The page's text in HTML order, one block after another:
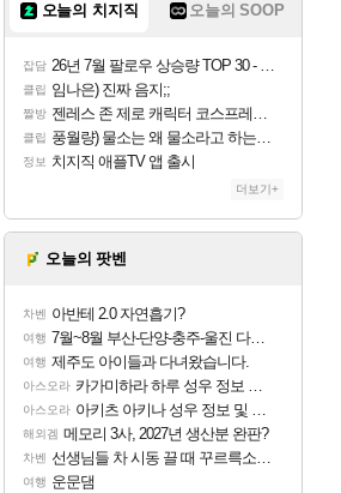
오늘의 치지직 오늘의 SOOP
잡담 26년 7월 팔로우 상승량 TOP 30 - 월간 치지직
클립 임나은) 진짜 음지;;
짤방 젠레스 존 제로 캐릭터 코스프레한 꽁주
클립 풍월량) 물소는 왜 물소라고 하는거야? 아! 그만 ㅋㅋ 알았어 ㅋㅋ
정보 치지직 애플TV 앱 출시
더보기+
오늘의 팟벤
차벤 아반테 2.0 자연흡기?
여행 7월~8월 부산-단양-충주-울진 다녀왔어요~
여행 제주도 아이들과 다녀왔습니다.
아스오라 카가미하라 하루 성우 정보 및 주요 필모
아스오라 아키츠 아키나 성우 정보 및 주요 필모
해외겜 메모리 3사, 2027년 생산분 완판?
차벤 선생님들 차 시동 끌 때 꾸르륵소리나는데
여행 운문댐